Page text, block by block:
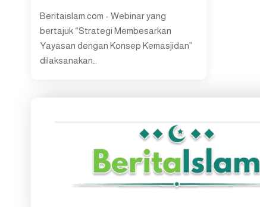
Beritaislam.com - Webinar yang
bertajuk “Strategi Membesarkan
Yayasan dengan Konsep Kemasjidan”
dilaksanakan